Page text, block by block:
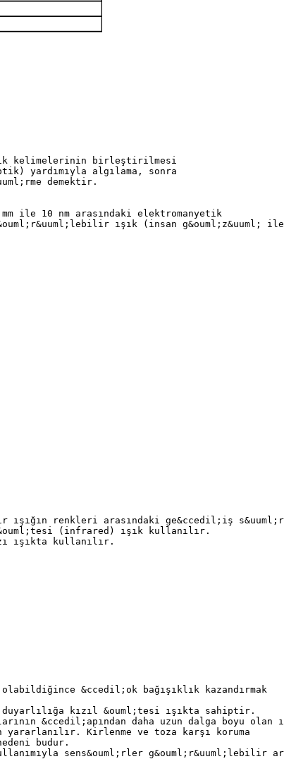
kelimelerinin birleştirilmesi
yardımıyla algılama, sonra
demektir.
ile 10 nm arasındaki elektromanyetik
ışık (insan g&ouml;z&uuml;
ışığın renkleri arasındaki ge&ccedil;iş
(infrared) ışık kullanılır.
ışıkta kullanılır.
&ccedil;ok bağışıklık kazandırmak
kızıl &ouml;tesi ışıkta sahiptir.
&ccedil;apından daha uzun dalga boyu olan
yararlanılır. Kirlenme ve toza karşı koruma
budur.
sens&ouml;rler g&ouml;r&uuml;lebilir